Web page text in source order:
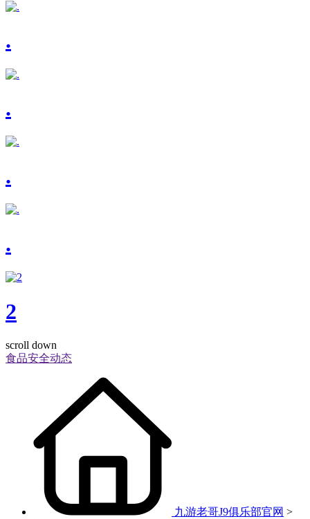
.
.
.
.
2
scroll down
食品安全动态
九游老哥J9俱乐部官网 >